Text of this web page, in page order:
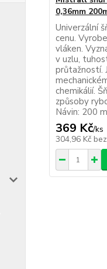
0,36mm
Univerzální
cenu.
vláken.
v uzlu,
průtažností.
chemikálií.
způsoby
Návin: 200
369 Kč/ks
304,96 Kč